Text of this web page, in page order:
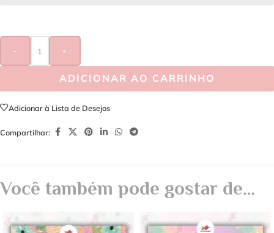
- +
ADICIONAR AO CARRINHO
Adicionar à Lista de Desejos
Compartilhar:
Você também pode gostar de…